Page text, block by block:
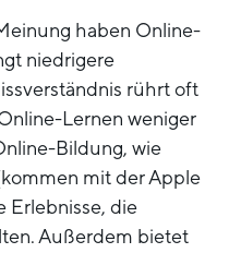
haben Online-
niedrigere
rührt oft
Lernen weniger
Bildung, wie
mit der Apple
Erlebnisse, die
Außerdem bietet